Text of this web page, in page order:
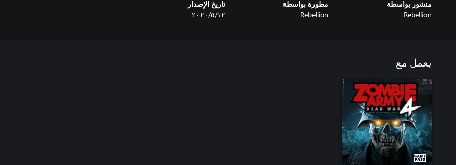
منشور بواسطة
Rebellion
مطورة بواسطة
Rebellion
تاريخ الإصدار
١٢‏/٥‏/٢٠٢٠
يعمل مع